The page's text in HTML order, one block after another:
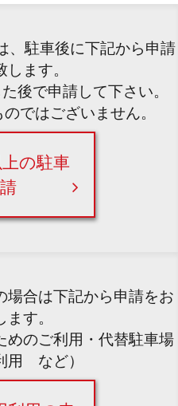
、駐車後に下記から申請
ます。
後で申請して下さい。
ではございません。
の駐車
場合は下記から申請をお
す。
めのご利用・代替駐車場
用 など）